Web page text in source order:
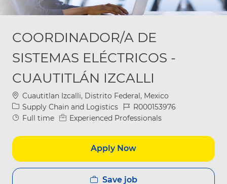
COORDINADOR/A DE
SISTEMAS ELÉCTRICOS -
CUAUTITLÁN IZCALLI
Location
Cuautitlan Izcalli, Distrito Federal, Mexico
Category
Supply Chain and Logistics Job IdR000153976
Job Type
Full time Experienced Professionals
Apply Now
Save job